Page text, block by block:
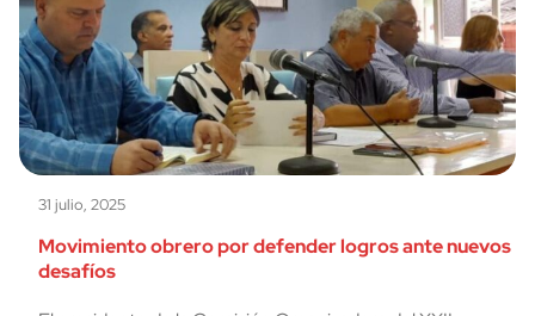
31 julio, 2025
Movimiento obrero por defender logros ante nuevos
desafíos